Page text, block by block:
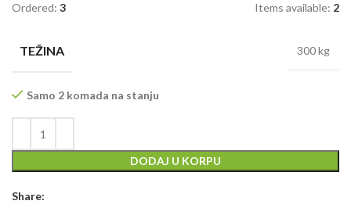
Ordered: 3 Items available: 2
TEŽINA 300 kg
Samo 2 komada na stanju
DODAJ U KORPU
Share: